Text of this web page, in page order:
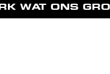
WAT ONS